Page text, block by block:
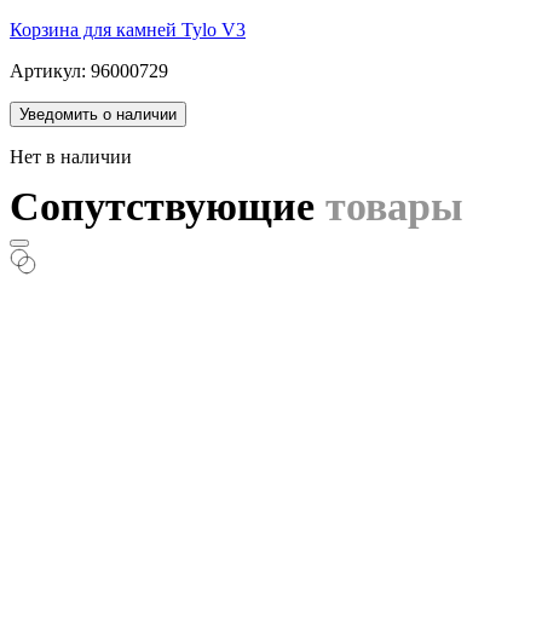
Корзина для камней Tylo V3
Артикул: 96000729
Уведомить о наличии
Нет в наличии
Сопутствующие товары